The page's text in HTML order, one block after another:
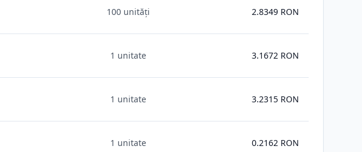
100 unități 2.8349 RON
1 unitate 3.1672 RON
1 unitate 3.2315 RON
1 unitate 0.2162 RON